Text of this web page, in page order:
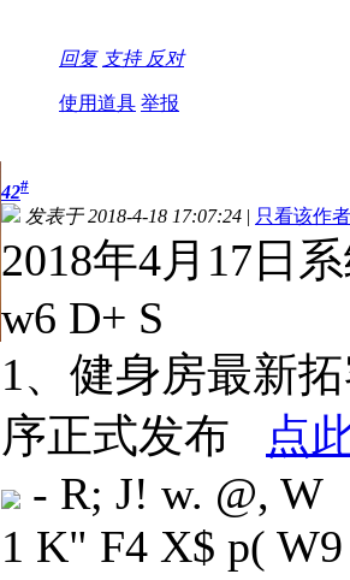
回复 支持 反对
使用道具 举报
42#
发表于 2018-4-18 17:07:24 | 只看该作者
2018年4月17日
w6 D+ S
1、健身房最新
序正式发布
点
- R; J! w. @, W
1 K" F4 X$ p(